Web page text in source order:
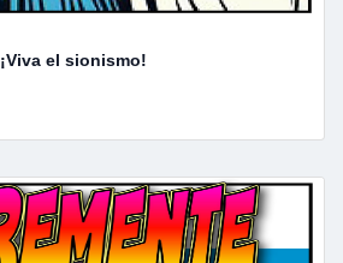
¡Viva el sionismo!